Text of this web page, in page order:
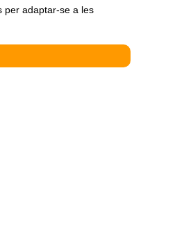
per adaptar-se a les